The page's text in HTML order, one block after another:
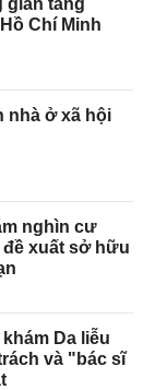
Chí Minh
nhà ở xã hội
nghìn cư
xuất sở hữu
Da liễu
và "bác sĩ